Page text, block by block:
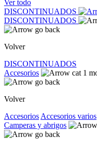
Ver todo
DISCONTINUADOS
DISCONTINUADOS
Volver
DISCONTINUADOS
Accesorios
Volver
Accesorios Accesorios varios
Camperas y abrigos